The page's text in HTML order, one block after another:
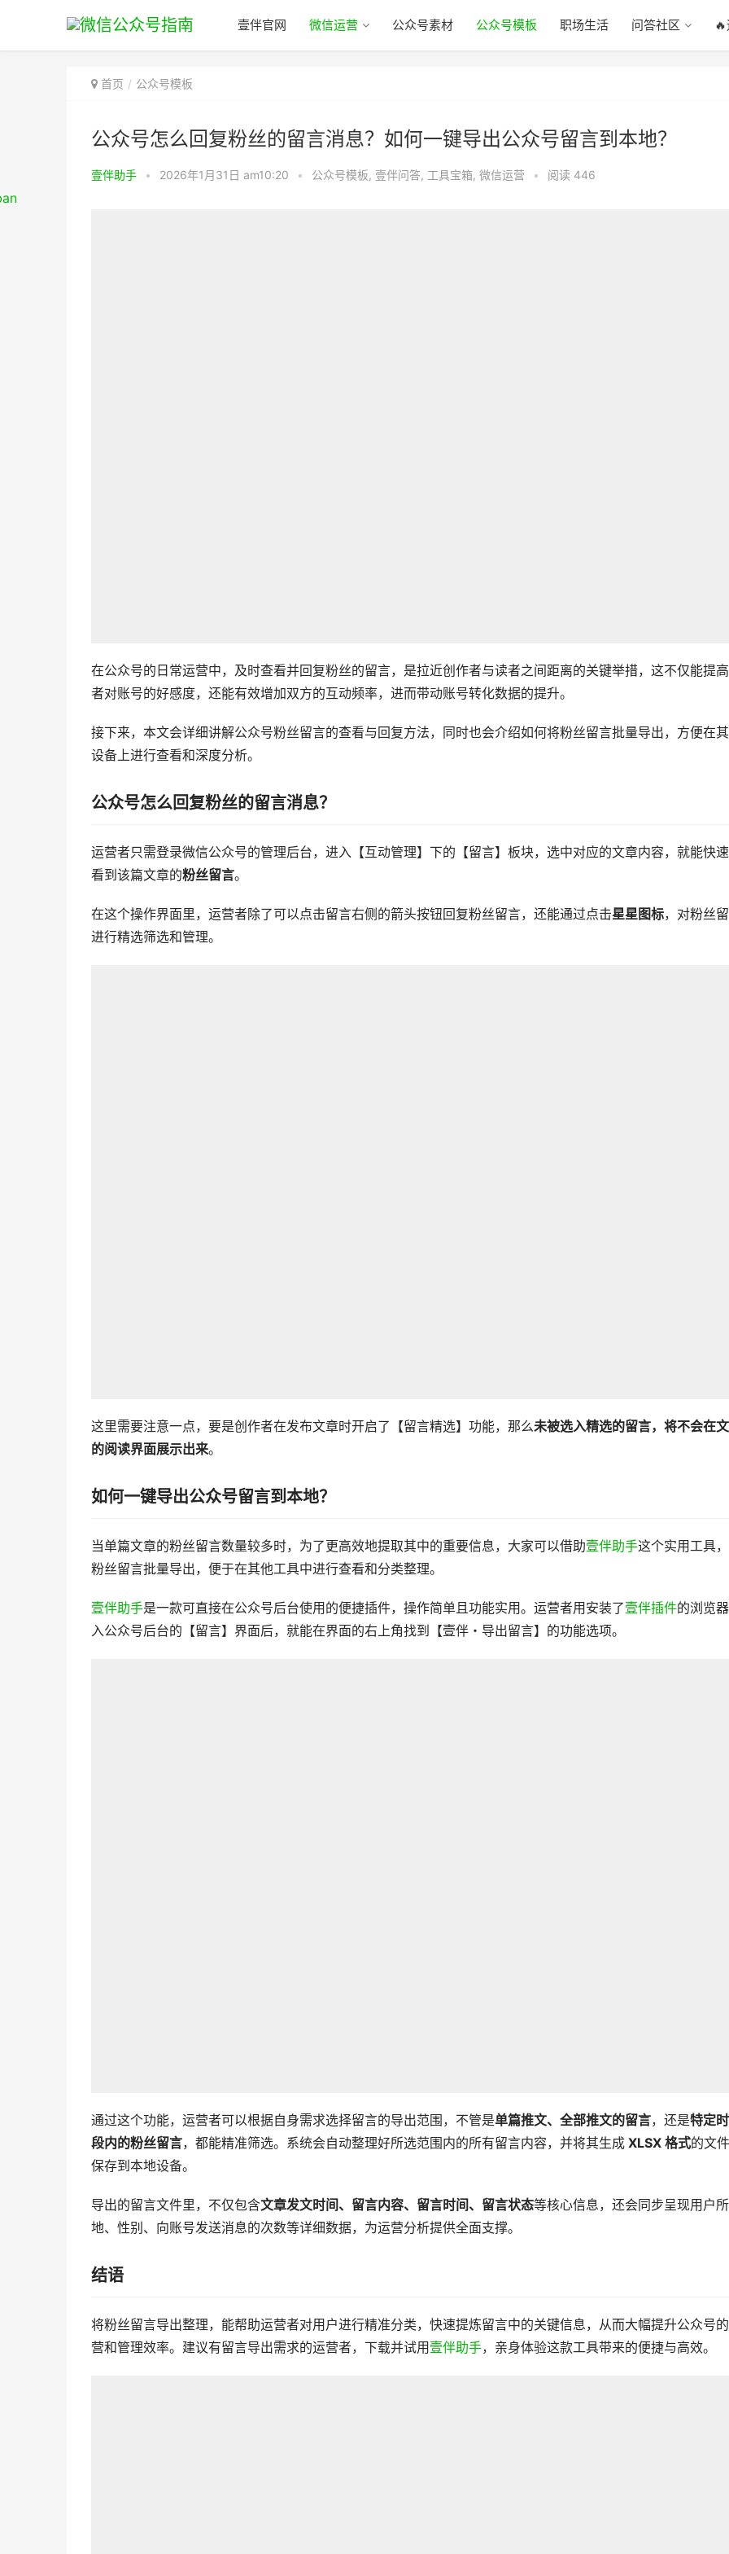
壹伴官网 微信运营 公众号素材 公众号模板 职场生活 问答社区
首页 公众号模板
公众号怎么回复粉丝的留言消息？如何一键导出公众号留言到本地？
壹伴助手 • 2026年1月31日 am10:20 • 公众号模板, 壹伴问答, 工具宝箱, 微信运营 • 阅读 446
在公众号的日常运营中，及时查看并回复粉丝的留言，是拉近创作者与读者之间距离的关键举措，这不仅能提
者对账号的好感度，还能有效增加双方的互动频率，进而带动账号转化数据的提升。
接下来，本文会详细讲解公众号粉丝留言的查看与回复方法，同时也会介绍如何将粉丝留言批量导出，方便在
设备上进行查看和深度分析。
公众号怎么回复粉丝的留言消息？
运营者只需登录微信公众号的管理后台，进入【互动管理】下的【留言】板块，选中对应的文章内容，就能快
看到该篇文章的粉丝留言。
在这个操作界面里，运营者除了可以点击留言右侧的箭头按钮回复粉丝留言，还能通过点击星星图标，对粉丝
进行精选筛选和管理。
这里需要注意一点，要是创作者在发布文章时开启了【留言精选】功能，那么未被选入精选的留言，将不会在
的阅读界面展示出来。
如何一键导出公众号留言到本地？
当单篇文章的粉丝留言数量较多时，为了更高效地提取其中的重要信息，大家可以借助壹伴助手这个实用工具
粉丝留言批量导出，便于在其他工具中进行查看和分类整理。
壹伴助手是一款可直接在公众号后台使用的便捷插件，操作简单且功能实用。运营者用安装了壹伴插件的浏览
入公众号后台的【留言】界面后，就能在界面的右上角找到【壹伴・导出留言】的功能选项。
通过这个功能，运营者可以根据自身需求选择留言的导出范围，不管是单篇推文、全部推文的留言，还是特定
段内的粉丝留言，都能精准筛选。系统会自动整理好所选范围内的所有留言内容，并将其生成 XLSX 格式的文件
保存到本地设备。
导出的留言文件里，不仅包含文章发文时间、留言内容、留言时间、留言状态等核心信息，还会同步呈现用户
地、性别、向账号发送消息的次数等详细数据，为运营分析提供全面支撑。
结语
将粉丝留言导出整理，能帮助运营者对用户进行精准分类，快速提炼留言中的关键信息，从而大幅提升公众号
营和管理效率。建议有留言导出需求的运营者，下载并试用 壹伴助手，亲身体验这款工具带来的便捷与高效。